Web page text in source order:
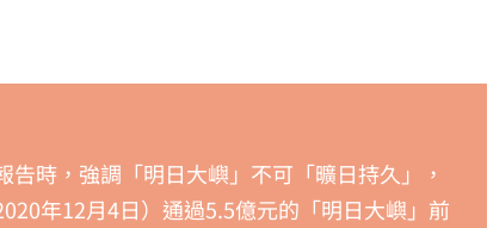
時，強調「明日大嶼」不可「曠日持久」，
年12月4日）通過5.5億元的「明日大嶼」前